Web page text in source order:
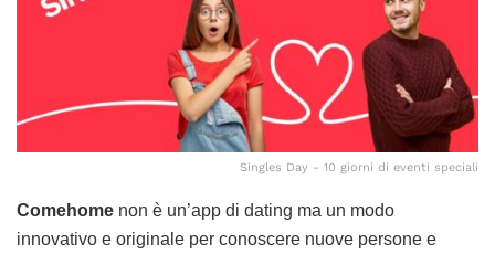
Singles Day - 10 giorni di eventi speciali
Comehome non è un’app di dating ma un modo
innovativo e originale per conoscere nuove persone e